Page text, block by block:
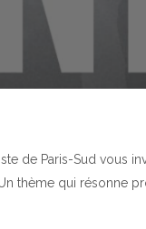
de Paris-Sud vous
thème qui résonne